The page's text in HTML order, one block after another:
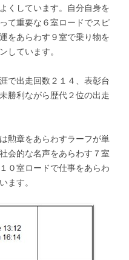
くしています。自分自身を
て重要な６室ロードでスピ
をあらわす９室で乗り物を
しています。
で出走回数２１４、表彰台
勝利ながら歴代２位の出走
勲章をあらわすラーフが単
会的な名声をあらわす７室
０室ロードで仕事をあらわ
ます。